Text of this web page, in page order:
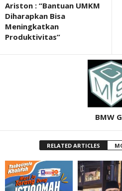
Ariston : “Bantuan UMKM
Diharapkan Bisa
Meningkatkan
Produktivitas”
BMW
RELATED ARTICLES